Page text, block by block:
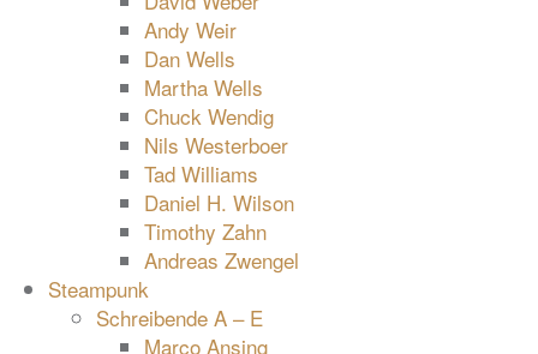
Andy Weir
Dan Wells
Martha Wells
Chuck Wendig
Nils Westerboer
Tad Williams
Daniel H. Wilson
Timothy Zahn
Andreas Zwengel
Steampunk
Schreibende A – E
Marco Ansing